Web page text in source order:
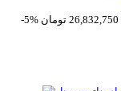
-5%
26,832,750 تومان